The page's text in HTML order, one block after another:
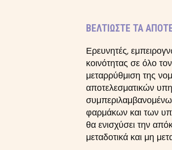
ΒΕΛΤΙΏΣΤΕ ΤΑ
Ερευνητές,
κοινότητας σε όλο
μεταρρύθμιση της
αποτελεσματικών
φαρμάκων και των
θα ενισχύσει την
μεταδοτικά και μη